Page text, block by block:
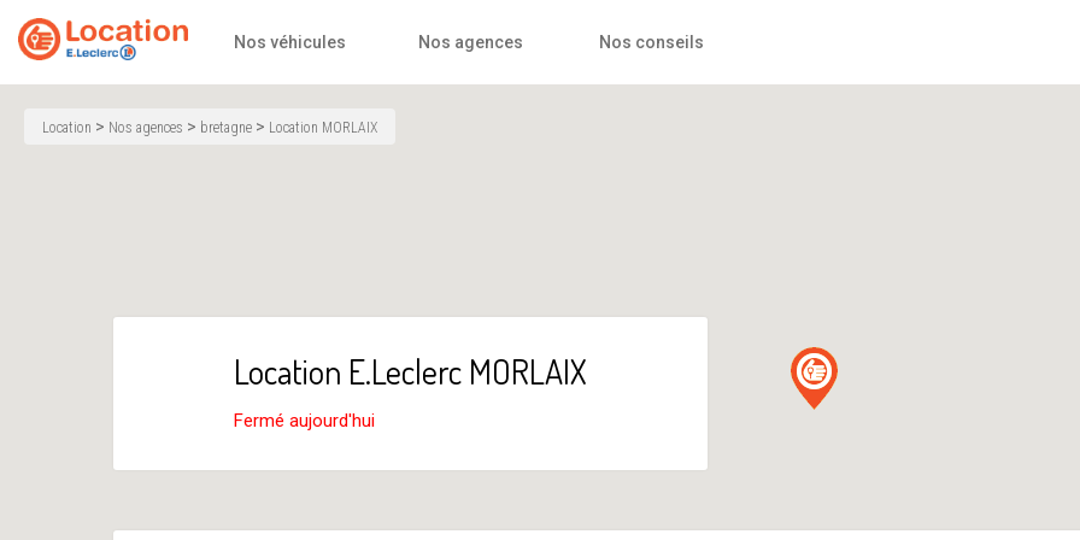
Accueil
Nos véhicules Nos agences Nos conseils
Location > Nos agences > bretagne > Location MORLAIX
Location E.Leclerc MORLAIX
Fermé aujourd'hui